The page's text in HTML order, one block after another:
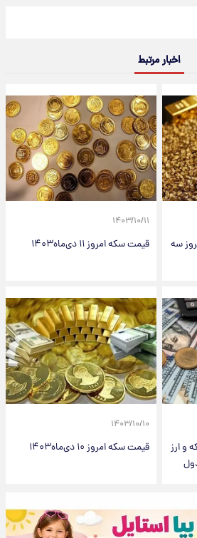
اخبار مرتبط
سه
۱۴۰۳/۱۰/۱۱
قیمت سکه امروز ۱۱ دی‌ماه۱۴۰۳
و ارز
۱۴۰۳/۱۰/۱۰
قیمت سکه امروز ۱۰ دی‌ماه۱۴۰۳